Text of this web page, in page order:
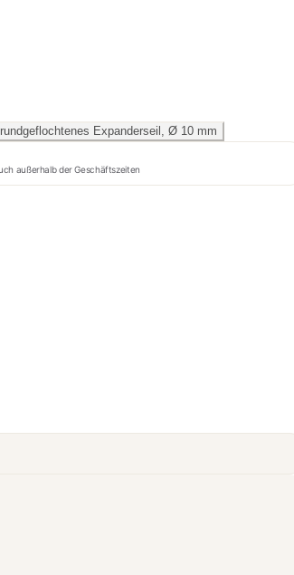
außerhalb der Geschäftszeiten